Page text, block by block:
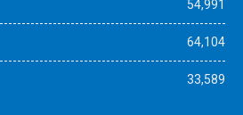
54,991
64,104
33,589